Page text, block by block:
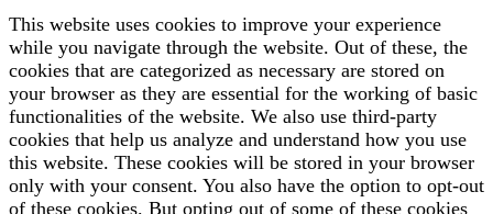
This website uses cookies to improve your experience
while you navigate through the website. Out of these, the
cookies that are categorized as necessary are stored on
your browser as they are essential for the working of basic
functionalities of the website. We also use third-party
cookies that help us analyze and understand how you use
this website. These cookies will be stored in your browser
only with your consent. You also have the option to opt-out
of these cookies. But opting out of some of these cookies